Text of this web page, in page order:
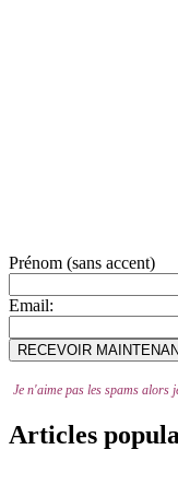
Prénom (sans accent)
Email:
Je n'aime pas les spams alors
Articles